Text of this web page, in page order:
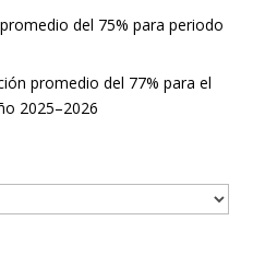
del 75% para periodo
promedio del 77% para el
2025–2026